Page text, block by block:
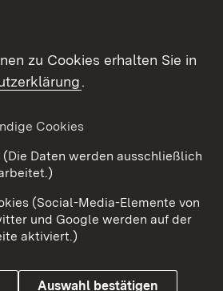
Barrierefreiheit
Cookies
zu Cookies erhalten Sie in
.
Cookies
Daten werden ausschließlich
(Social-Media-Elemente von
und Google werden auf der
aktiviert.)
Auswahl bestätigen